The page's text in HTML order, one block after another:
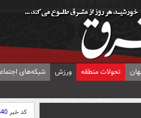
تحولات منطقه ورزش شبکه‌های
کد خبر